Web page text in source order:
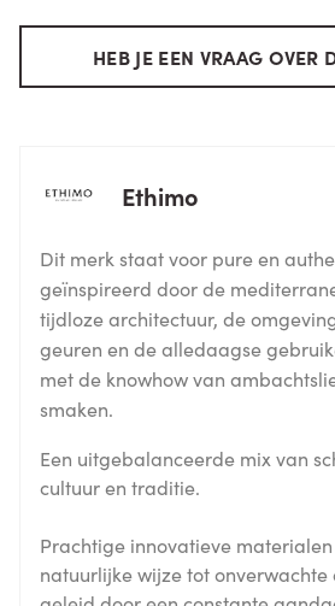
HEB JE EEN VRAAG OVER
Ethimo
Dit merk staat voor pure en
geïnspireerd door de
tijdloze architectuur, de
geuren en de alledaagse
met de knowhow van
smaken.
Een uitgebalanceerde mix van
cultuur en traditie.
Prachtige innovatieve
natuurlijke wijze tot onverwachte